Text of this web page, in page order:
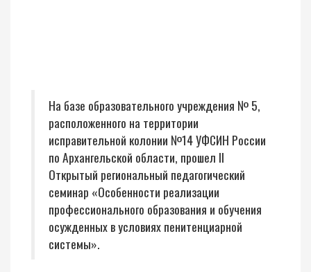
На базе образовательного учреждения № 5,
расположенного на территории
исправительной колонии №14 УФСИН России
по Архангельской области, прошел II
Открытый региональный педагогический
семинар «Особенности реализации
профессионального образования и обучения
осужденных в условиях пенитенциарной
системы».